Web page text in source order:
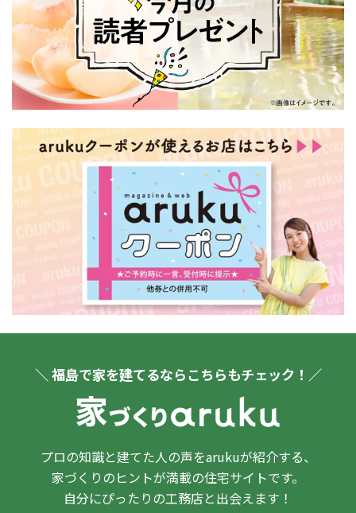
＼ 福島で家を建てるならこちらもチェック！／
プロの知識と建てた人の声をarukuが紹介する、
家づくりのヒントが満載の住宅サイトです。
自分にぴったりの工務店と出会えます！